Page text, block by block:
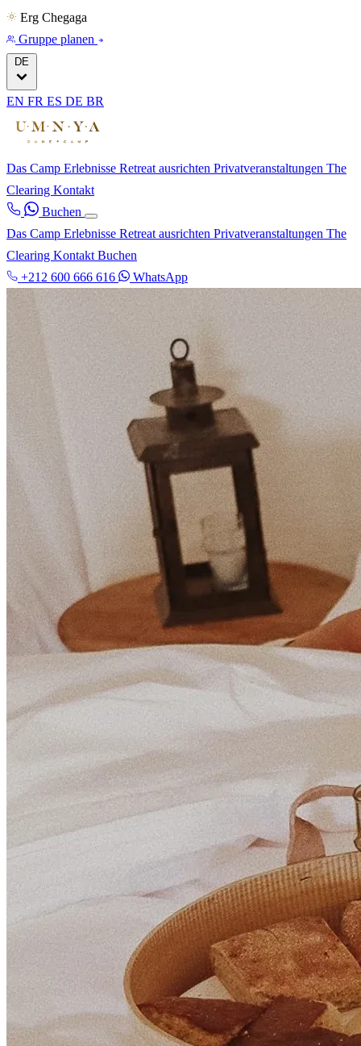
Erg Chegaga
Gruppe planen
DE
EN FR ES DE BR
Das Camp Erlebnisse Retreat ausrichten Privatveranstaltungen The
Clearing Kontakt
Buchen
Das Camp Erlebnisse Retreat ausrichten Privatveranstaltungen The
Clearing Kontakt Buchen
+212 600 666 616
WhatsApp